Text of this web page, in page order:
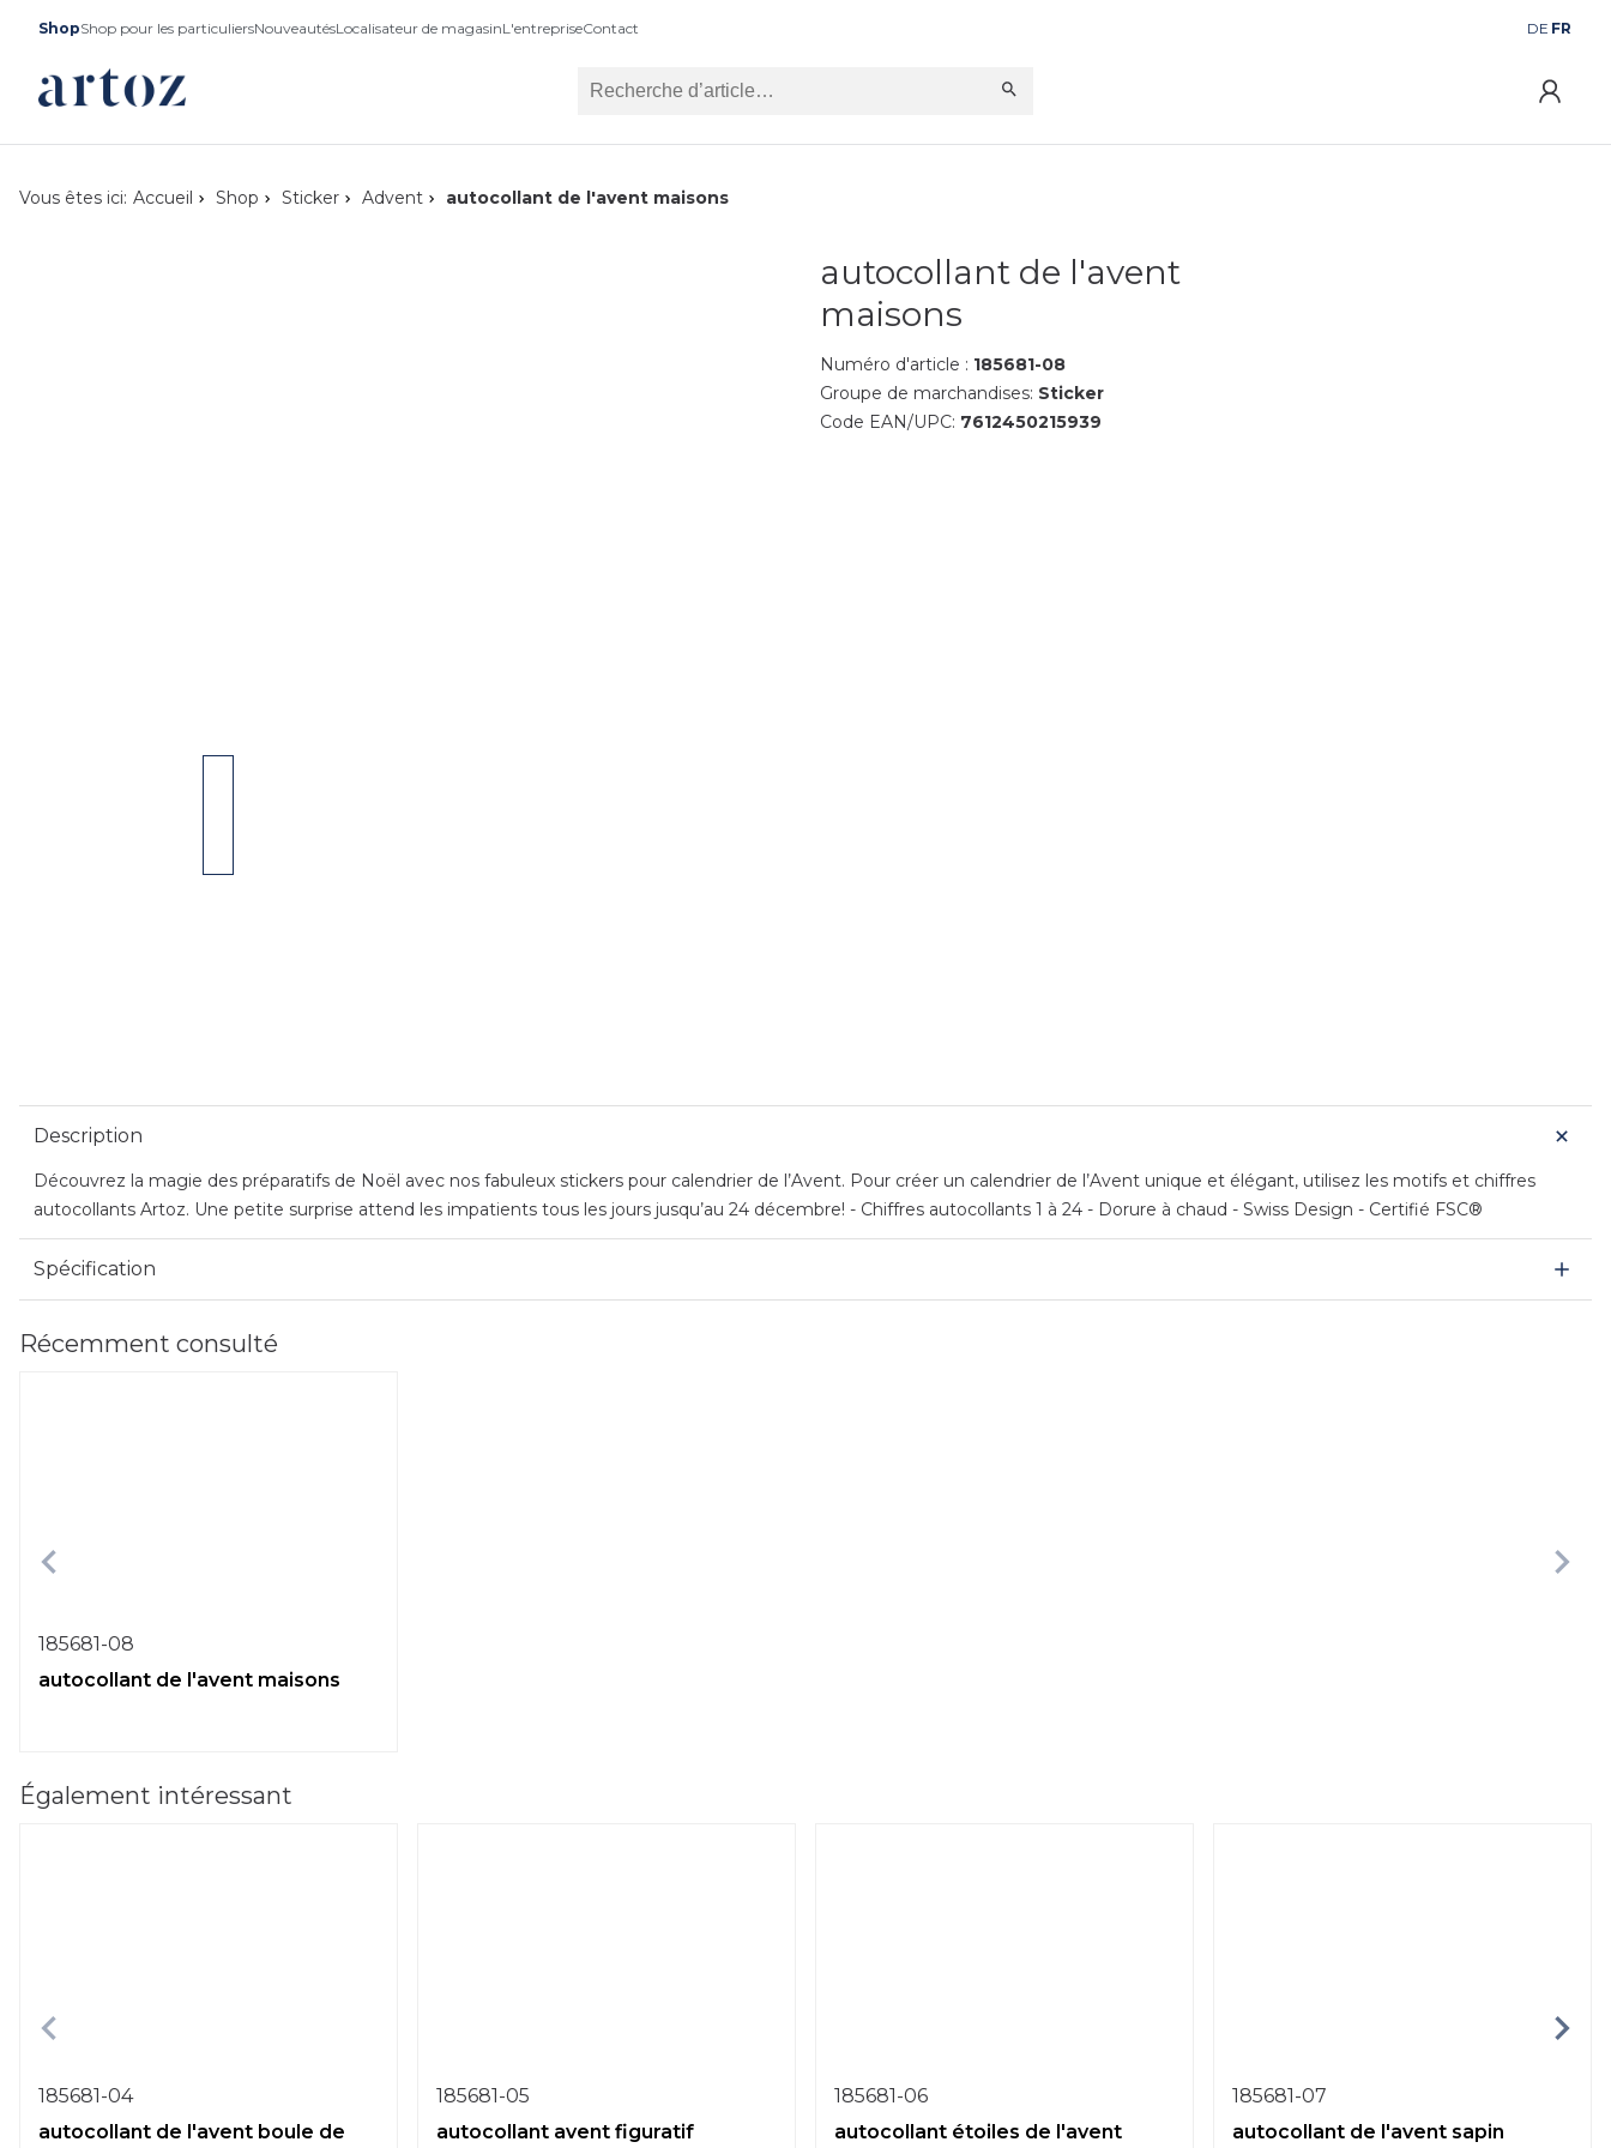
ShopShop pour les particuliersNouveautésLocalisateur de magasinL'entrepriseContact DE FR
Vous êtes ici: Accueil Shop Sticker Advent autocollant de l'avent maisons
autocollant de l'avent
maisons
Numéro d'article : 185681-08
Groupe de marchandises: Sticker
Code EAN/UPC: 7612450215939
Description
Découvrez la magie des préparatifs de Noël avec nos fabuleux stickers pour calendrier de l’Avent. Pour créer un calendrier de l’Avent unique et élégant, utilisez les motifs et chiffres
autocollants Artoz. Une petite surprise attend les impatients tous les jours jusqu’au 24 décembre! - Chiffres autocollants 1 à 24 - Dorure à chaud - Swiss Design - Certifié FSC®
Spécification
Récemment consulté
185681-08
autocollant de l'avent maisons
Également intéressant
185681-04
autocollant de l'avent boule de
185681-05
autocollant avent figuratif
185681-06
autocollant étoiles de l'avent
185681-07
autocollant de l'avent sapin